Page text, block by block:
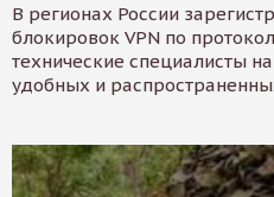
В регионах России
блокировок VPN по
технические специалисты
удобных и